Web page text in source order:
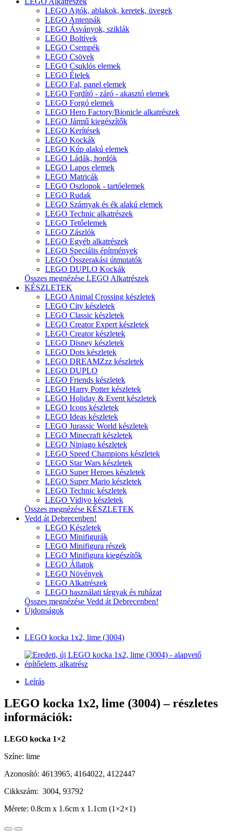
LEGO Ajtók, ablakok, keretek, üvegek
LEGO Antennák
LEGO Ásványok, sziklák
LEGO Boltívek
LEGO Csempék
LEGO Csövek
LEGO Csuklós elemek
LEGO Ételek
LEGO Fal, panel elemek
LEGO Fordító - záró - akasztó elemek
LEGO Forgó elemek
LEGO Hero Factory/Bionicle alkatrészek
LEGO Jármű kiegészítők
LEGO Kerítések
LEGO Kockák
LEGO Kúp alakú elemek
LEGO Ládák, hordók
LEGO Lapos elemek
LEGO Matricák
LEGO Oszlopok - tartóelemek
LEGO Rudak
LEGO Szárnyak és ék alakú elemek
LEGO Technic alkatrészek
LEGO Tetőelemek
LEGO Zászlók
LEGO Egyéb alkatrészek
LEGO Speciális építmények
LEGO Összerakási útmutatók
LEGO DUPLO Kockák
Összes megnézése LEGO Alkatrészek
KÉSZLETEK
LEGO Animal Crossing készletek
LEGO City készletek
LEGO Classic készletek
LEGO Creator Expert készletek
LEGO Creator készletek
LEGO Disney készletek
LEGO Dots készletek
LEGO DREAMZzz készletek
LEGO DUPLO
LEGO Friends készletek
LEGO Harry Potter készletek
LEGO Holiday & Event készletek
LEGO Icons készletek
LEGO Ideas készletek
LEGO Jurassic World készletek
LEGO Minecraft készletek
LEGO Ninjago készletek
LEGO Speed Champions készletek
LEGO Star Wars készletek
LEGO Super Heroes készletek
LEGO Super Mario készletek
LEGO Technic készletek
LEGO Vidiyo készletek
Összes megnézése KÉSZLETEK
Vedd át Debrecenben!
LEGO Készletek
LEGO Minifigurák
LEGO Minifigura részek
LEGO Minifigura kiegészítők
LEGO Állatok
LEGO Növények
LEGO Alkatrészek
LEGO használati tárgyak és ruházat
Összes megnézése Vedd át Debrecenben!
Újdonságok
LEGO kocka 1x2, lime (3004)
Leírás
LEGO kocka 1x2, lime (3004) – részletes
információk:
LEGO kocka 1×2
Színe: lime
Azonosító: 4613965, 4164022, 4122447
Cikkszám: 3004, 93792
Mérete: 0.8cm x 1.6cm x 1.1cm (1×2×1)